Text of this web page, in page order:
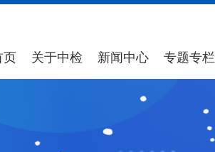
页 关于中检 新闻中心 专题专栏